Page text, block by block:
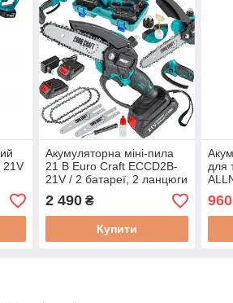
21V
Акумуляторна міні-пила
21 В Euro Craft ECCD2B-
21V / 2 батареї, 2 ланцюги
2 490₴
Купити
для
21V
960